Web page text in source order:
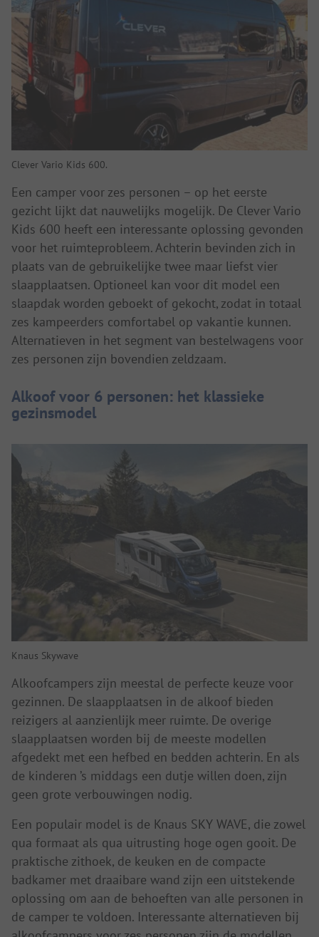
Clever Vario Kids 600.
Een camper voor zes personen – op het eerste
gezicht lijkt dat nauwelijks mogelijk. De Clever Vario
Kids 600 heeft een interessante oplossing gevonden
voor het ruimteprobleem. Achterin bevinden zich in
plaats van de gebruikelijke twee maar liefst vier
slaapplaatsen. Optioneel kan voor dit model een
slaapdak worden geboekt of gekocht, zodat in totaal
zes kampeerders comfortabel op vakantie kunnen.
Alternatieven in het segment van bestelwagens voor
zes personen zijn bovendien zeldzaam.
Alkoof voor 6 personen: het klassieke
gezinsmodel
Knaus Skywave
Alkoofcampers zijn meestal de perfecte keuze voor
gezinnen. De slaapplaatsen in de alkoof bieden
reizigers al aanzienlijk meer ruimte. De overige
slaapplaatsen worden bij de meeste modellen
afgedekt met een hefbed en bedden achterin. En als
de kinderen ’s middags een dutje willen doen, zijn
geen grote verbouwingen nodig.
Een populair model is de Knaus SKY WAVE, die zowel
qua formaat als qua uitrusting hoge ogen gooit. De
praktische zithoek, de keuken en de compacte
badkamer met draaibare wand zijn een uitstekende
oplossing om aan de behoeften van alle personen in
de camper te voldoen. Interessante alternatieven bij